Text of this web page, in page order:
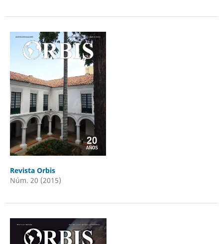
Revista Orbis
Núm. 20 (2015)